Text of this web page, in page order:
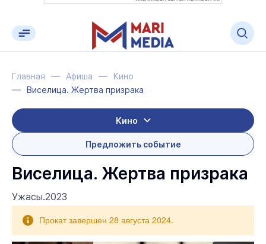
Главная Афиша
Кино
Виселица. Жертва призрака
Кино
Предложить событие
Виселица. Жертва призрака
Ужасы.2023
Прокат завершен 28 августа 2024.